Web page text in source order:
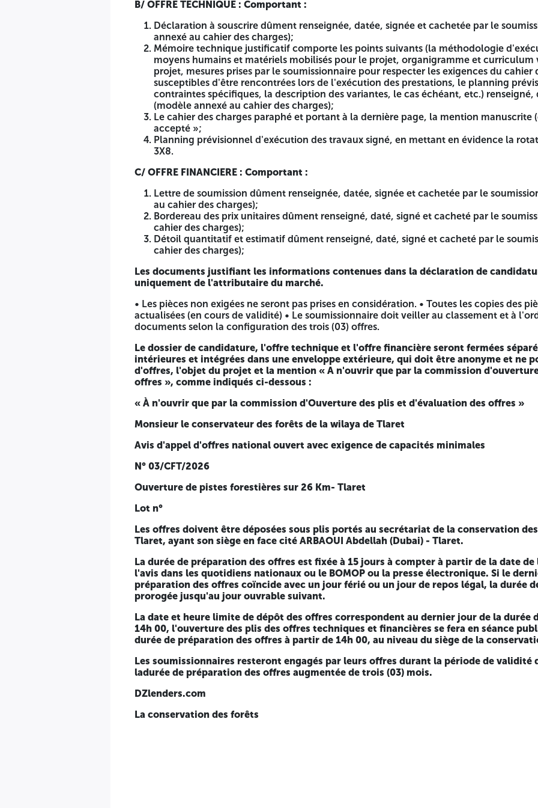
Détoil quantitatif et estimatif dûment renseigné, daté, signé et cacheté par le soumissionnaire (modèle annexé au
Les documents justifiant les informations contenues dans la déclaration de candidatures seront exigées
• Les pièces non exigées ne seront pas prises en considération. • Toutes les copies des pièces présentées doivent être
veiller au classement et à l'ordonnancement des documents selon la configuration des trois (03) offres.
Le dossier de candidature, l'offre technique et l'offre financière seront fermées séparément dans trois
qui doit être anonyme et ne porter que le numéro d'appel d'offres, l'objet du projet et la mention « A n'ouvrir que
offres », comme indiqués ci-dessous :
« À n'ouvrir que par la commission d'Ouverture des plis et d'évaluation des offres »
Monsieur le conservateur des forêts de la wilaya de Tlaret
Avis d'appel d'offres national ouvert avec exigence de capacités minimales
Ouverture de pistes forestières sur 26 Km- Tlaret
Les offres doivent être déposées sous plis portés au secrétariat de la conservation des forêts de la wilaya de
La durée de préparation des offres est fixée à 15 jours à compter à partir de la date de la première parution de
électronique. Si le dernier jour de la durée de préparation des offres coïncide avec un jour férié ou un jour de
jusqu'au jour ouvrable suivant.
La date et heure limite de dépôt des offres correspondent au dernier jour de la durée de préparation des offres à
financières se fera en séance publique le dernier jour de la durée de préparation des offres à partir de 14h 00, au
Les soumissionnaires resteront engagés par leurs offres durant la période de validité des offres qui correspond à
B/ OFFRE TECHNIQUE : Comportant :
Déclaration à souscrire dûment renseignée, datée, signée et cachetée par le
annexé au cahier des charges);
Mémoire technique justificatif comporte les points suivants (la méthodologie
moyens humains et matériels mobilisés pour le projet, organigramme et curriculum
projet, mesures prises par le soumissionnaire pour respecter les exigences du cahier
susceptibles d'être rencontrées lors de l'exécution des prestations, le planning
contraintes spécifiques, la description des variantes, le cas échéant, etc.)
(modèle annexé au cahier des charges);
Le cahier des charges paraphé et portant à la dernière page, la mention manuscrite
accepté »;
Planning prévisionnel d'exécution des travaux signé, en mettant en évidence la
3X8.
C/ OFFRE FINANCIERE : Comportant :
Lettre de soumission dûment renseignée, datée, signée et cachetée par le
au cahier des charges);
Bordereau des prix unitaires dûment renseigné, daté, signé et cacheté par le
cahier des charges);
Détoil quantitatif et estimatif dûment renseigné, daté, signé et cacheté par le
cahier des charges);
Les documents justifiant les informations contenues dans la déclaration de
uniquement de l'attributaire du marché.
• Les pièces non exigées ne seront pas prises en considération. • Toutes les copies des
actualisées (en cours de validité) • Le soumissionnaire doit veiller au classement et à
documents selon la configuration des trois (03) offres.
Le dossier de candidature, l'offre technique et l'offre financière seront fermées
intérieures et intégrées dans une enveloppe extérieure, qui doit être anonyme et ne
d'offres, l'objet du projet et la mention « A n'ouvrir que par la commission
offres », comme indiqués ci-dessous :
« À n'ouvrir que par la commission d'Ouverture des plis et d'évaluation des offres »
Monsieur le conservateur des forêts de la wilaya de Tlaret
Avis d'appel d'offres national ouvert avec exigence de capacités minimales
N° 03/CFT/2026
Ouverture de pistes forestières sur 26 Km- Tlaret
Lot n°
Les offres doivent être déposées sous plis portés au secrétariat de la conservation
Tlaret, ayant son siège en face cité ARBAOUI Abdellah (Dubai) - Tlaret.
La durée de préparation des offres est fixée à 15 jours à compter à partir de la date
l'avis dans les quotidiens nationaux ou le BOMOP ou la presse électronique. Si le
préparation des offres coïncide avec un jour férié ou un jour de repos légal, la durée
prorogée jusqu'au jour ouvrable suivant.
La date et heure limite de dépôt des offres correspondent au dernier jour de la durée
14h 00, l'ouverture des plis des offres techniques et financières se fera en séance
durée de préparation des offres à partir de 14h 00, au niveau du siège de la
Les soumissionnaires resteront engagés par leurs offres durant la période de validité
ladurée de préparation des offres augmentée de trois (03) mois.
DZlenders.com
La conservation des forêts